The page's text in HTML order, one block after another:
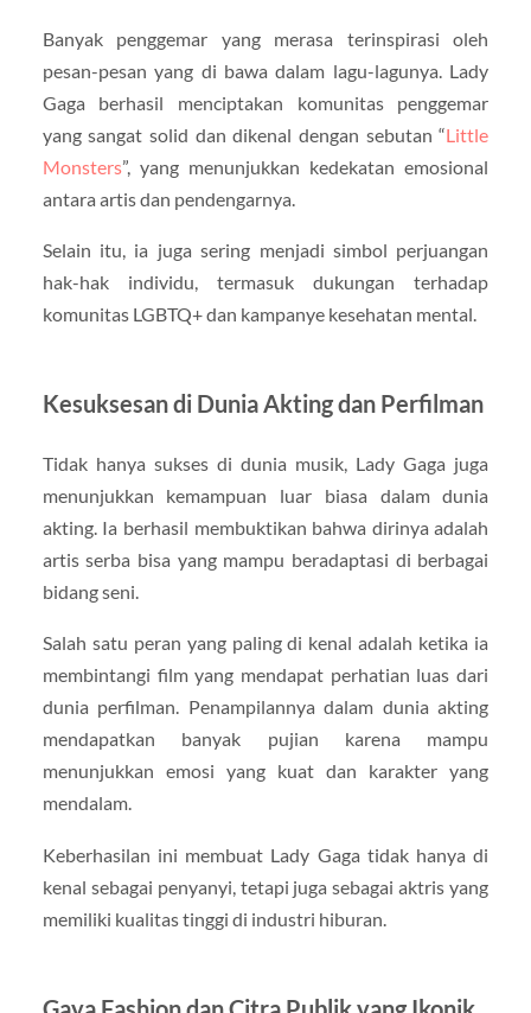
Banyak penggemar yang merasa terinspirasi oleh
pesan-pesan yang di bawa dalam lagu-lagunya. Lady
Gaga berhasil menciptakan komunitas penggemar
yang sangat solid dan dikenal dengan sebutan “Little
Monsters”, yang menunjukkan kedekatan emosional
antara artis dan pendengarnya.
Selain itu, ia juga sering menjadi simbol perjuangan
hak-hak individu, termasuk dukungan terhadap
komunitas LGBTQ+ dan kampanye kesehatan mental.
Kesuksesan di Dunia Akting dan Perfilman
Tidak hanya sukses di dunia musik, Lady Gaga juga
menunjukkan kemampuan luar biasa dalam dunia
akting. Ia berhasil membuktikan bahwa dirinya adalah
artis serba bisa yang mampu beradaptasi di berbagai
bidang seni.
Salah satu peran yang paling di kenal adalah ketika ia
membintangi film yang mendapat perhatian luas dari
dunia perfilman. Penampilannya dalam dunia akting
mendapatkan banyak pujian karena mampu
menunjukkan emosi yang kuat dan karakter yang
mendalam.
Keberhasilan ini membuat Lady Gaga tidak hanya di
kenal sebagai penyanyi, tetapi juga sebagai aktris yang
memiliki kualitas tinggi di industri hiburan.